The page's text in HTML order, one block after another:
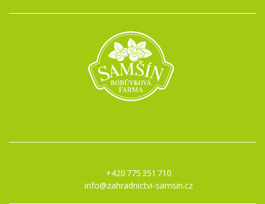
+420 775 351 710
info@zahradnictvi-samsin.cz